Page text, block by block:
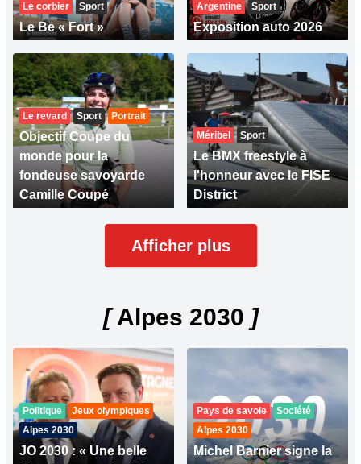
Le corbier Sport
Le Be « Fort »
Argentine Sport
Exposition auto 2026
Le revard Sport Portrait
Objectif Coupe du
monde pour la
fondeuse savoyarde
Camille Coupé
Méribel Sport
Le BMX freestyle à
l'honneur avec le FISE
District
Afficher plus
[Alpes 2030 ]
Politique
Jeux olympiques
Alpes 2030
JO 2030 : « Une belle
Pays de savoie
Société
Alpes 2030
Michel Barnier signe la